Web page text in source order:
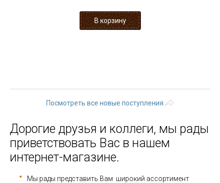
Посмотреть все новые поступления
Дорогие друзья и коллеги, мы рады
приветствовать Вас в нашем
интернет-магазине.
Мы рады представить Вам широкий ассортимент